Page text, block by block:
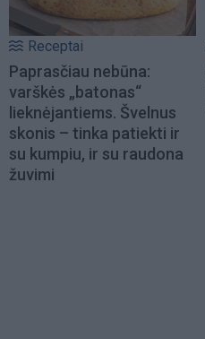
Receptai
Paprasčiau nebūna:
varškės „batonas“
lieknėjantiems. Švelnus
skonis – tinka patiekti ir
su kumpiu, ir su raudona
žuvimi